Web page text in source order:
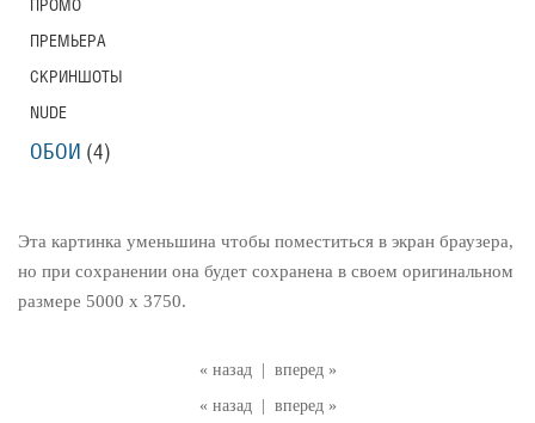
« назад
вперед »
« назад
вперед »
Эта картинка уменьшина чтобы поместиться в экран браузера,
но при сохранении она будет сохранена в своем оригинальном
размере 5000 x 3750.
ПРОМО
ПРЕМЬЕРА
СКРИНШОТЫ
NUDE
ОБОИ (4)